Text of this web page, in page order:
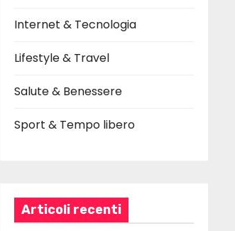
Internet & Tecnologia
Lifestyle & Travel
Salute & Benessere
Sport & Tempo libero
Articoli recenti